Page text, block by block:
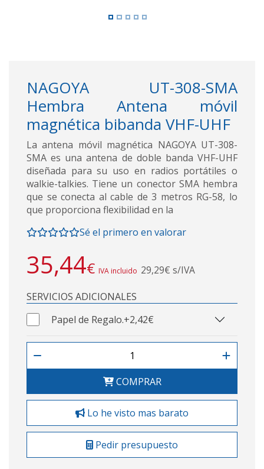
NAGOYA UT-308-SMA
Hembra Antena móvil
magnética bibanda VHF-UHF
La antena móvil magnética NAGOYA UT-308-
SMA es una antena de doble banda VHF-UHF
diseñada para su uso en radios portátiles o
walkie-talkies. Tiene un conector SMA hembra
que se conecta al cable de 3 metros RG-58, lo
que proporciona flexibilidad en la
Sé el primero en valorar
35,44€ IVA incluido 29,29€ s/IVA
SERVICIOS ADICIONALES
Papel de Regalo.+2,42€
COMPRAR
Lo he visto mas barato
Pedir presupuesto